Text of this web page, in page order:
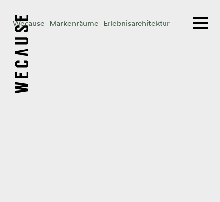
Wecause_Markenräume_Erlebnisarchitektur